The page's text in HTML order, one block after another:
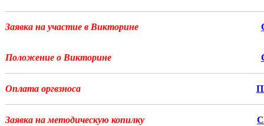
Заявка на участие в Викторине
Положение о Викторине
Оплата оргвзноса
Заявка на методическую копилку